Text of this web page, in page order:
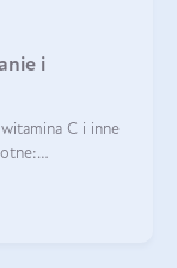
i
C i inne